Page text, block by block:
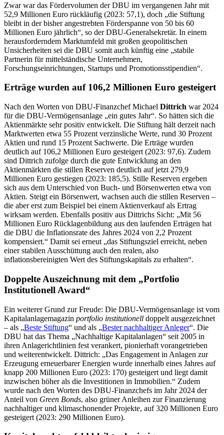
Zwar war das Fördervolumen der DBU im vergangenen Jahr mit
52,9 Millionen Euro rückläufig (2023: 57,1), doch „die Stiftung
bleibt in der bisher angestrebten Förderspanne von 50 bis 60
Millionen Euro jährlich“, so der DBU-Generalsekretär. In einem
herausforderndem Marktumfeld mit großen geopolitischen
Unsicherheiten sei die DBU somit auch künftig eine „stabile
Partnerin für mittelständische Unternehmen,
Forschungseinrichtungen, Startups und Promotionsstipendien“.
Erträge wurden auf 106,2 Millionen Euro gesteigert
Nach den Worten von DBU-Finanzchef Michael Dittrich war 2024
für die DBU-Vermögensanlage „ein gutes Jahr“. So hätten sich die
Aktienmärkte sehr positiv entwickelt. Die Stiftung hält derzeit nach
Marktwerten etwa 55 Prozent verzinsliche Werte, rund 30 Prozent
Aktien und rund 15 Prozent Sachwerte. Die Erträge wurden
deutlich auf 106,2 Millionen Euro gesteigert (2023: 97,6). Zudem
sind Dittrich zufolge durch die gute Entwicklung an den
Aktienmärkten die stillen Reserven deutlich auf jetzt 279,9
Millionen Euro gestiegen (2023: 185,5). Stille Reserven ergeben
sich aus dem Unterschied von Buch- und Börsenwerten etwa von
Aktien. Steigt ein Börsenwert, wachsen auch die stillen Reserven –
die aber erst zum Beispiel bei einem Aktienverkauf als Ertrag
wirksam werden. Ebenfalls positiv aus Dittrichs Sicht: „Mit 56
Millionen Euro Rücklagenbildung aus den laufenden Erträgen hat
die DBU die Inflationsrate des Jahres 2024 von 2,2 Prozent
kompensiert.“ Damit sei erneut „das Stiftungsziel erreicht, neben
einer stabilen Ausschüttung auch den realen, also
inflationsbereinigten Wert des Stiftungskapitals zu erhalten“.
Doppelte Auszeichnung mit dem „Portfolio
Institutionell Award“
Ein weiterer Grund zur Freude: Die DBU-Vermögensanlage ist vom
Kapitalanlagemagazin portfolio institutionell doppelt ausgezeichnet
– als „Beste Stiftung“ und als „Bester nachhaltiger Anleger“. Die
DBU hat das Thema „Nachhaltige Kapitalanlagen“ seit 2005 in
ihren Anlagerichtlinien fest verankert, pionierhaft vorangetrieben
und weiterentwickelt. Dittrich: „Das Engagement in Anlagen zur
Erzeugung erneuerbarer Energien wurde innerhalb eines Jahres auf
knapp 200 Millionen Euro (2023: 170) gesteigert und liegt damit
inzwischen höher als die Investitionen in Immobilien.“ Zudem
wurde nach den Worten des DBU-Finanzchefs im Jahr 2024 der
Anteil von Green Bonds, also grüner Anleihen zur Finanzierung
nachhaltiger und klimaschonender Projekte, auf 320 Millionen Euro
gesteigert (2023: 290 Millionen Euro).